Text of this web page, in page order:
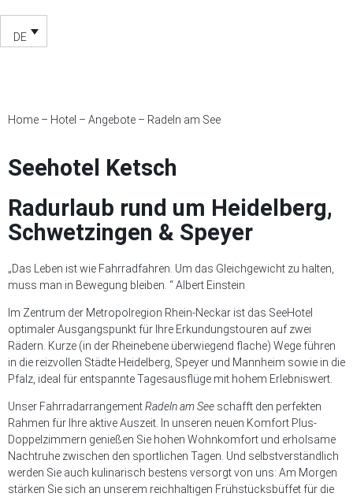
DE
Home – Hotel – Angebote – Radeln am See
Seehotel Ketsch
Radurlaub rund um Heidelberg,
Schwetzingen & Speyer
„Das Leben ist wie Fahrradfahren. Um das Gleichgewicht zu halten,
muss man in Bewegung bleiben. “ Albert Einstein
Im Zentrum der Metropolregion Rhein-Neckar ist das SeeHotel
optimaler Ausgangspunkt für Ihre Erkundungstouren auf zwei
Rädern. Kurze (in der Rheinebene überwiegend flache) Wege führen
in die reizvollen Städte Heidelberg, Speyer und Mannheim sowie in die
Pfalz, ideal für entspannte Tagesausflüge mit hohem Erlebniswert.
Unser FahrradarrangementRadeln am See schafft den perfekten
Rahmen für Ihre aktive Auszeit. In unseren neuen Komfort Plus-
Doppelzimmern genießen Sie hohen Wohnkomfort und erholsame
Nachtruhe zwischen den sportlichen Tagen. Und selbstverständlich
werden Sie auch kulinarisch bestens versorgt von uns: Am Morgen
stärken Sie sich an unserem reichhaltigen Frühstücksbüffet für die